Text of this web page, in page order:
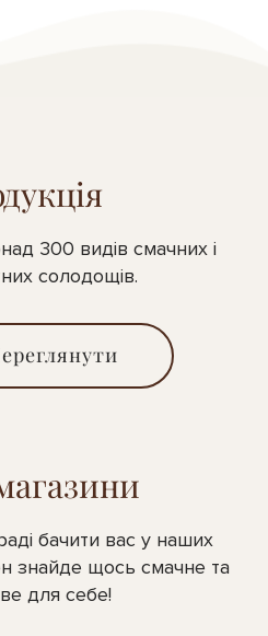
300 видів смачних і
солодощів.
бачити вас у наших
знайде щось смачне та
для себе!